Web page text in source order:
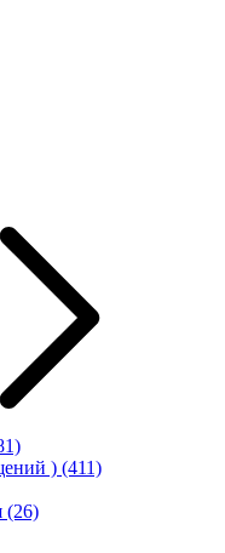
) (411)
(26)